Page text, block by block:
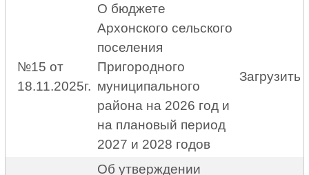
№15 от
18.11.2025г.
О бюджете
Архонского сельского
поселения
Пригородного
муниципального
района на 2026 год и
на плановый период
2027 и 2028 годов
Загрузить
Об утверждении